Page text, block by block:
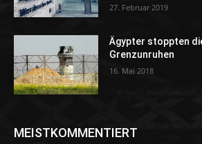
27. Februar 2019
Ägypter stoppten
Grenzunruhen
16. Mai 2018
MEISTKOMMENTIERT